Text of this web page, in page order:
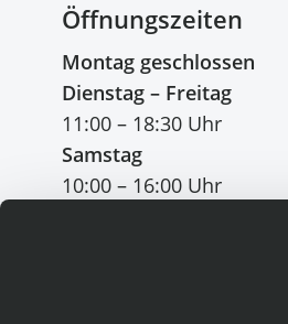
Öffnungszeiten
Montag geschlossen
Dienstag – Freitag
11:00 – 18:30 Uhr
Samstag
10:00 – 16:00 Uhr